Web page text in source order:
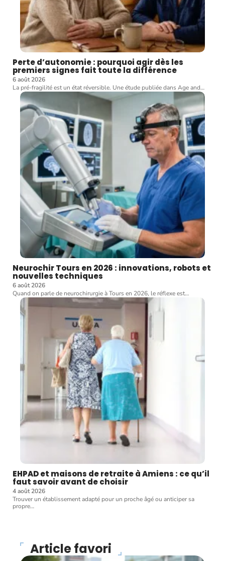
Perte d’autonomie : pourquoi agir dès les
premiers signes fait toute la différence
6 août 2026
La pré-fragilité est un état réversible. Une étude publiée dans Age and…
Neurochir Tours en 2026 : innovations, robots et
nouvelles techniques
6 août 2026
Quand on parle de neurochirurgie à Tours en 2026, le réflexe est…
EHPAD et maisons de retraite à Amiens : ce qu’il
faut savoir avant de choisir
4 août 2026
Trouver un établissement adapté pour un proche âgé ou anticiper sa
propre…
Article favori